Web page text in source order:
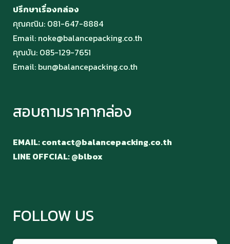
ปรึกษาเรื่องกล่อง
คุณคณิน: 081-647-8884
Email: noke@balancepacking.co.th
คุณบัน: 085-129-7651
Email: bun@balancepacking.co.th
สอบถามราคากล่อง
EMAIL: contact@balancepacking.co.th
LINE OFFCIAL: @blbox
FOLLOW US